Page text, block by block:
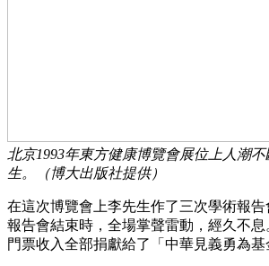
北京1993年東方健康博覽會展位上人潮
生。（博大出版社提供）
在這次博覽會上李先生作了三次學術報
報告會結束時，全場掌聲雷動，經久不
門票收入全部捐獻給了「中華見義勇為基